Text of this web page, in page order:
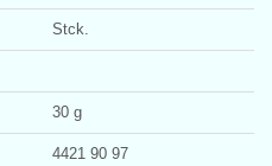
Stck.
30 g
4421 90 97